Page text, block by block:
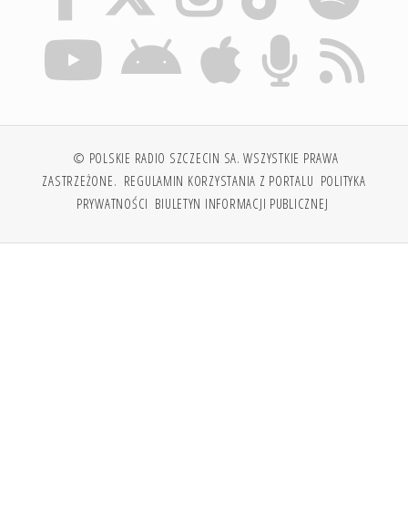
© POLSKIE RADIO SZCZECIN SA. WSZYSTKIE PRAWA
ZASTRZEŻONE. REGULAMIN KORZYSTANIA Z PORTALU POLITYKA
PRYWATNOŚCI BIULETYN INFORMACJI PUBLICZNEJ